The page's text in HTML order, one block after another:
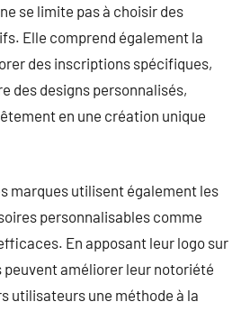
se limite pas à choisir des
Elle comprend également la
des inscriptions spécifiques,
des designs personnalisés,
en une création unique
marques utilisent également les
personnalisables comme
En apposant leur logo sur
peuvent améliorer leur notoriété
utilisateurs une méthode à la